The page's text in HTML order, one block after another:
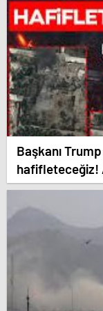
Başkanı
hafifleteceğiz!